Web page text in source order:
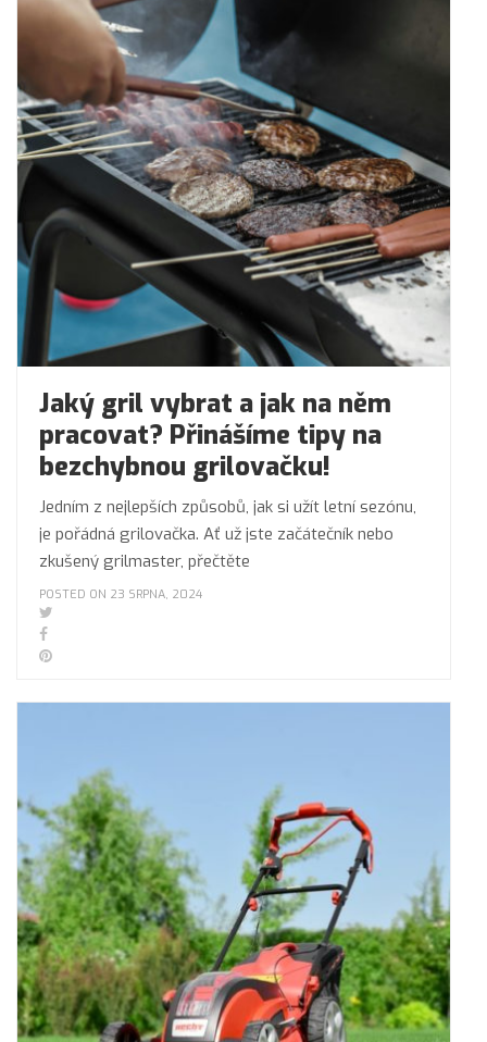
Jaký gril vybrat a jak na něm
pracovat? Přinášíme tipy na
bezchybnou grilovačku!
Jedním z nejlepších způsobů, jak si užít letní sezónu,
je pořádná grilovačka. Ať už jste začátečník nebo
zkušený grilmaster, přečtěte
POSTED ON 23 SRPNA, 2024